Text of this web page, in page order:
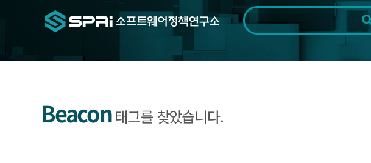
기간 전체 1일 1주 1개월
Beacon태그를 찾았습니다.